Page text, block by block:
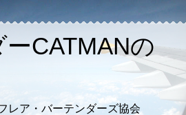
CATMANの
レア・バーテンダーズ協会